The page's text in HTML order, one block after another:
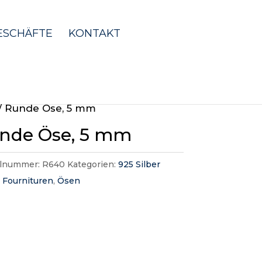
KONTAKT
Runde Öse, 5 mm
Öse, 5 mm
R640 Kategorien:925 Silber
Fournituren,Ösen